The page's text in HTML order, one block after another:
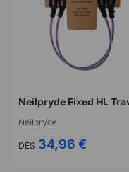
Neilpryde
DÈS 34,96 €